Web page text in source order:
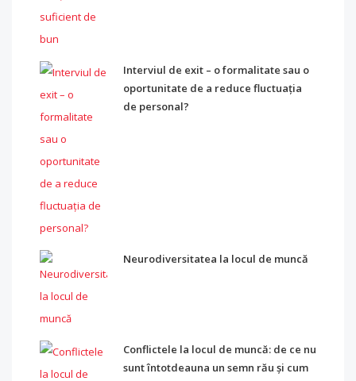
Interviul de exit – o formalitate sau o
oportunitate de a reduce fluctuația
de personal?
Neurodiversitatea la locul de muncă
Conflictele la locul de muncă: de ce nu
sunt întotdeauna un semn rău și cum